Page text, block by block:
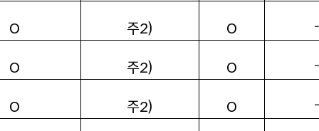
O 주2) O
O 주2) O
O 주2) O